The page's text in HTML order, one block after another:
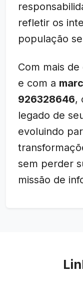
refletir os
população
Com mais
e com a
926328646,
legado de
evoluindo
sem perder
missão de